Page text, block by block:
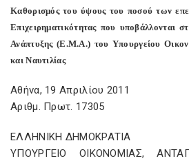
Καθορισμός του ύψους του ποσού των
Επιχειρηματικότητας που υποβάλλονται
Ανάπτυξης (Ε.Μ.Α.) του Υπουργείου
και Ναυτιλίας
Αθήνα, 19 Απριλίου 2011
Αριθμ. Πρωτ. 17305
ΕΛΛΗΝΙΚΗ ΔΗΜΟΚΡΑΤΙΑ
ΥΠΟΥΡΓΕΙΟ ΟΙΚΟΝΟΜΙΑΣ,